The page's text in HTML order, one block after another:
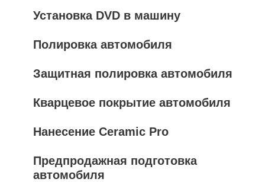
Установка DVD в машину
Полировка автомобиля
Защитная полировка автомобиля
Кварцевое покрытие автомобиля
Нанесение Ceramic Pro
Предпродажная подготовка
автомобиля